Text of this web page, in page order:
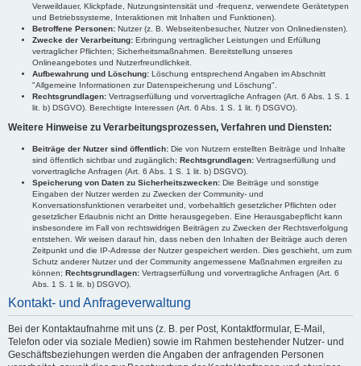
Verweildauer, Klickpfade, Nutzungsintensität und -frequenz, verwendete Gerätetypen
und Betriebssysteme, Interaktionen mit Inhalten und Funktionen).
Betroffene Personen: Nutzer (z. B. Webseitenbesucher, Nutzer von Onlinediensten).
Zwecke der Verarbeitung: Erbringung vertraglicher Leistungen und Erfüllung
vertraglicher Pflichten; Sicherheitsmaßnahmen. Bereitstellung unseres
Onlineangebotes und Nutzerfreundlichkeit.
Aufbewahrung und Löschung: Löschung entsprechend Angaben im Abschnitt
"Allgemeine Informationen zur Datenspeicherung und Löschung".
Rechtsgrundlagen: Vertragserfüllung und vorvertragliche Anfragen (Art. 6 Abs. 1 S. 1
lit. b) DSGVO). Berechtigte Interessen (Art. 6 Abs. 1 S. 1 lit. f) DSGVO).
Weitere Hinweise zu Verarbeitungsprozessen, Verfahren und Diensten:
Beiträge der Nutzer sind öffentlich: Die von Nutzern erstellten Beiträge und Inhalte
sind öffentlich sichtbar und zugänglich; Rechtsgrundlagen: Vertragserfüllung und
vorvertragliche Anfragen (Art. 6 Abs. 1 S. 1 lit. b) DSGVO).
Speicherung von Daten zu Sicherheitszwecken: Die Beiträge und sonstige
Eingaben der Nutzer werden zu Zwecken der Community- und
Konversationsfunktionen verarbeitet und, vorbehaltlich gesetzlicher Pflichten oder
gesetzlicher Erlaubnis nicht an Dritte herausgegeben. Eine Herausgabepflicht kann
insbesondere im Fall von rechtswidrigen Beiträgen zu Zwecken der Rechtsverfolgung
entstehen. Wir weisen darauf hin, dass neben den Inhalten der Beiträge auch deren
Zeitpunkt und die IP-Adresse der Nutzer gespeichert werden. Dies geschieht, um zum
Schutz anderer Nutzer und der Community angemessene Maßnahmen ergreifen zu
können; Rechtsgrundlagen: Vertragserfüllung und vorvertragliche Anfragen (Art. 6
Abs. 1 S. 1 lit. b) DSGVO).
Kontakt- und Anfrageverwaltung
Bei der Kontaktaufnahme mit uns (z. B. per Post, Kontaktformular, E-Mail,
Telefon oder via soziale Medien) sowie im Rahmen bestehender Nutzer- und
Geschäftsbeziehungen werden die Angaben der anfragenden Personen